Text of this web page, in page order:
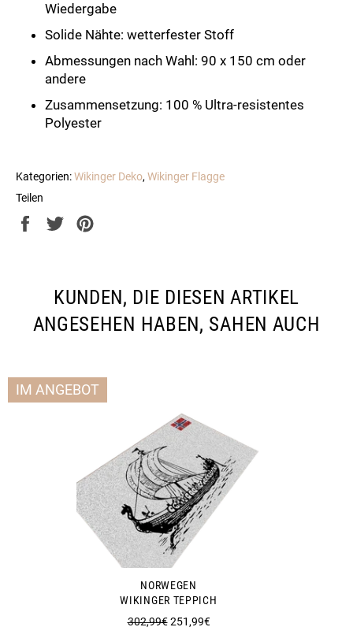
Wiedergabe
Solide Nähte: wetterfester Stoff
Abmessungen nach Wahl: 90 x 150 cm oder
andere
Zusammensetzung: 100 % Ultra-resistentes
Polyester
Kategorien:Wikinger Deko,Wikinger Flagge
Teilen
Auf
Auf
KUNDEN, DIE DIESEN ARTIKEL
ANGESEHEN HABEN, SAHEN AUCH
NORWEGEN
WIKINGER TEPPICH
Normaler
302,99€Sonderpreis
251,99€
IM ANGEBOT